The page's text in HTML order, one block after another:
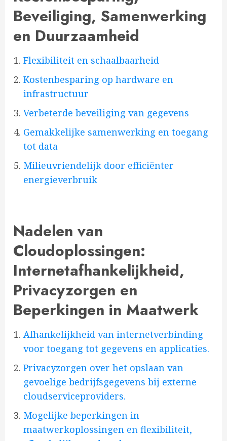
Beveiliging, Samenwerking
en Duurzaamheid
Flexibiliteit en schaalbaarheid
Kostenbesparing op hardware en
infrastructuur
Verbeterde beveiliging van gegevens
Gemakkelijke samenwerking en toegang
tot data
Milieuvriendelijk door efficiënter
energieverbruik
Nadelen van
Cloudoplossingen:
Internetafhankelijkheid,
Privacyzorgen en
Beperkingen in Maatwerk
Afhankelijkheid van internetverbinding
voor toegang tot gegevens en applicaties.
Privacyzorgen over het opslaan van
gevoelige bedrijfsgegevens bij externe
cloudserviceproviders.
Mogelijke beperkingen in
maatwerkoplossingen en flexibiliteit,